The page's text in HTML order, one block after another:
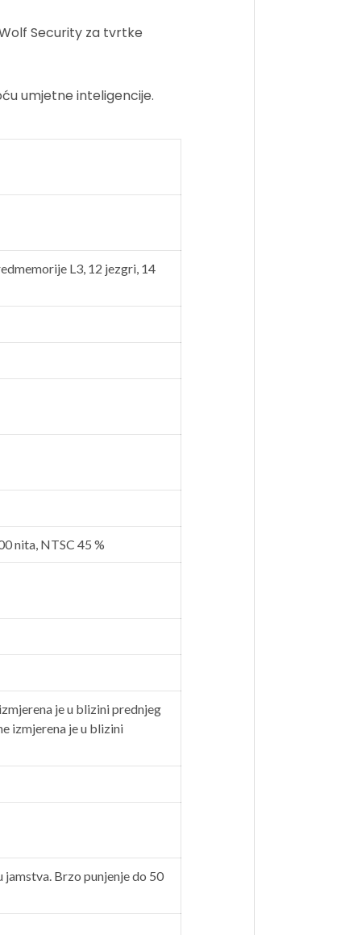
Security za tvrtke
umjetne inteligencije.
L3, 12 jezgri, 14
nita, NTSC 45 %
je u blizini prednjeg
izmjerena je u blizini
Brzo punjenje do 50